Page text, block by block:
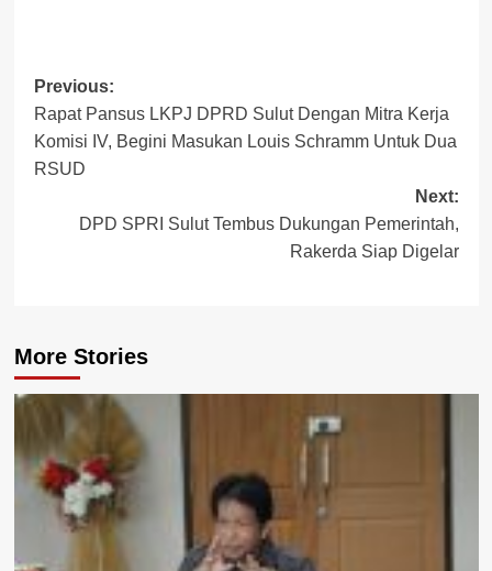
Post
navigation
Previous:
Rapat Pansus LKPJ DPRD Sulut Dengan Mitra Kerja
Komisi IV, Begini Masukan Louis Schramm Untuk Dua
RSUD
Next:
DPD SPRI Sulut Tembus Dukungan Pemerintah,
Rakerda Siap Digelar
More Stories